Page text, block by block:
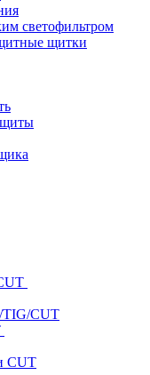
светофильтром
щитки
TIG/CUT
CUT